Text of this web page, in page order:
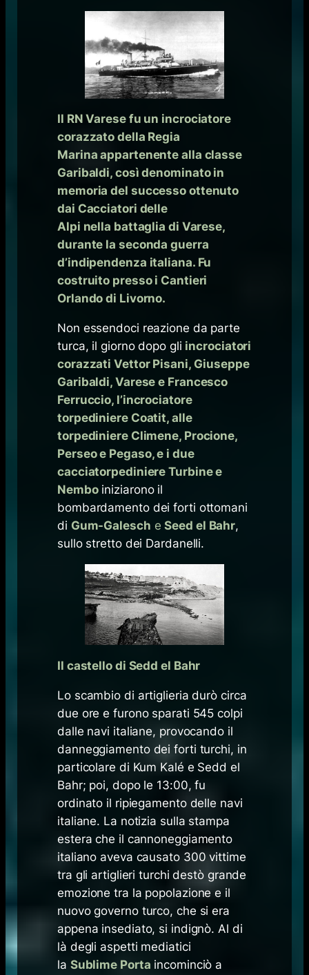
Il RN Varese fu un incrociatore
corazzato della Regia
Marina appartenente alla classe
Garibaldi, così denominato in
memoria del successo ottenuto
dai Cacciatori delle
Alpi nella battaglia di Varese,
durante la seconda guerra
d’indipendenza italiana. Fu
costruito presso i Cantieri
Orlando di Livorno.
Non essendoci reazione da parte
turca, il giorno dopo gli incrociatori
corazzati Vettor Pisani, Giuseppe
Garibaldi, Varese e Francesco
Ferruccio, l’incrociatore
torpediniere Coatit, alle
torpediniere Climene, Procione,
Perseo e Pegaso, e i due
cacciatorpediniere Turbine e
Nemboiniziarono il
bombardamento dei forti ottomani
di Gum-Galesch eSeed el Bahr,
sullo stretto dei Dardanelli.
Il castello di Sedd el Bahr
Lo scambio di artiglieria durò circa
due ore e furono sparati 545 colpi
dalle navi italiane, provocando il
danneggiamento dei forti turchi, in
particolare di Kum Kalé e Sedd el
Bahr; poi, dopo le 13:00, fu
ordinato il ripiegamento delle navi
italiane. La notizia sulla stampa
estera che il cannoneggiamento
italiano aveva causato 300 vittime
tra gli artiglieri turchi destò grande
emozione tra la popolazione e il
nuovo governo turco, che si era
appena insediato, si indignò. Al di
là degli aspetti mediatici
la Sublime Porta incominciò a